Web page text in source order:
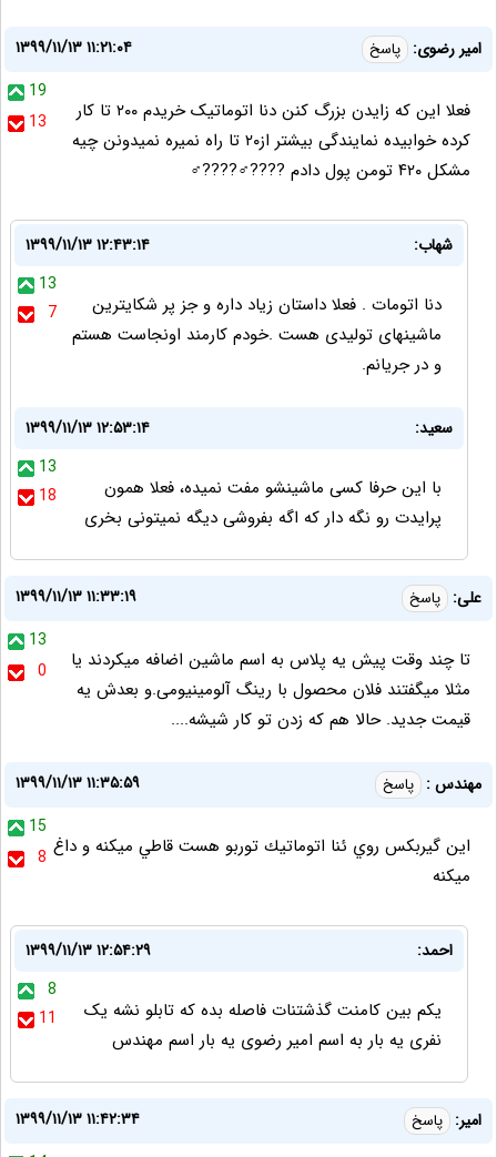
امیر رضوی: پاسخ
۱۳۹۹/۱۱/۱۳ ۱۱:۲۱:۰۴
19
13
فعلا این که زایدن بزرگ کنن دنا اتوماتیک خریدم ۲۰۰ تا کار
کرده خوابیده نمایندگی بیشتر از۲۰ تا راه نمیره نمیدونن چیه
مشکل ۴۲۰ تومن پول دادم ????‍♂️????‍♂️
شهاب:
۱۳۹۹/۱۱/۱۳ ۱۲:۴۳:۱۴
13
7
دنا اتومات . فعلا داستان زیاد داره و جز پر شکایترین
ماشینهای تولیدی هست .خودم کارمند اونجاست هستم
و در جریانم.
سعید:
۱۳۹۹/۱۱/۱۳ ۱۲:۵۳:۱۴
13
18
با این حرفا کسی ماشینشو مفت نمیده، فعلا همون
پرایدت رو نگه دار که اگه بفروشی دیگه نمیتونی بخری
علی: پاسخ
۱۳۹۹/۱۱/۱۳ ۱۱:۳۳:۱۹
13
0
تا چند وقت پیش یه پلاس به اسم ماشین اضافه میکردند یا
مثلا میگفتند فلان محصول با رینگ آلومینیومی.و بعدش یه
قیمت جدید. حالا هم که زدن تو کار شیشه....
مهندس : پاسخ
۱۳۹۹/۱۱/۱۳ ۱۱:۳۵:۵۹
15
8 اين گيربكس روي ئنا اتوماتيك توربو هست قاطي ميكنه و داغ
ميكنه
احمد:
۱۳۹۹/۱۱/۱۳ ۱۲:۵۴:۲۹
8
11
یکم بین کامنت گذشتنات فاصله بده که تابلو نشه یک
نفری یه بار به اسم امیر رضوی یه بار اسم مهندس
امیر: پاسخ
۱۳۹۹/۱۱/۱۳ ۱۱:۴۲:۳۴